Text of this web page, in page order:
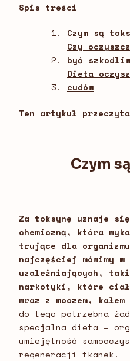
Spis treści
Czym są
Czy
być
Dieta
cudów
Ten artykuł
Czym
Za toksynę uznaje
chemiczną, która
trujące dla
najczęściej mówimy
uzależniających,
narkotyki, które
wraz z moczem,
do tego potrzebna
specjalna dieta –
umiejętność
regeneracji tkanek.